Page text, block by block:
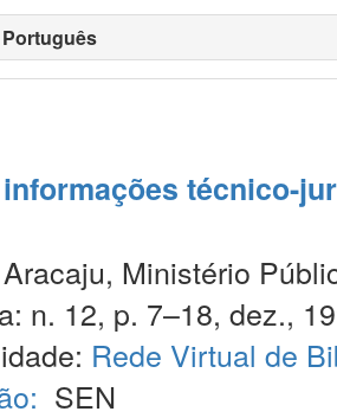
técnico-
Ministério
n. 12, p. 7–18, dez.,
Rede Virtual de
SEN